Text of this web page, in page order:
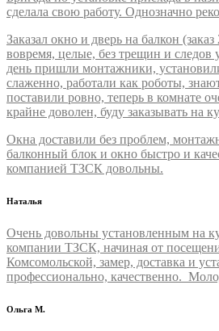
сделала свою работу. Однозначно
Заказал окно и дверь на балкон
вовремя, целые, без трещин и
день пришли монтажники,
слаженно, работали как роботы,
поставили ровно, теперь в комнате
крайне доволен, буду заказывать на
Окна доставили без проблем,
балконный блок и окно быстро и
компанией ТЗСК довольны.
Наталья
Очень довольны установленным на
компании ТЗСК, начиная от
Комсомольской, замер, доставка и
профессионально, качественно.
Ольга М.